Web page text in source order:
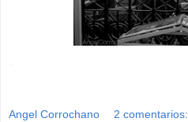
Angel Corrochano 2 comentarios: